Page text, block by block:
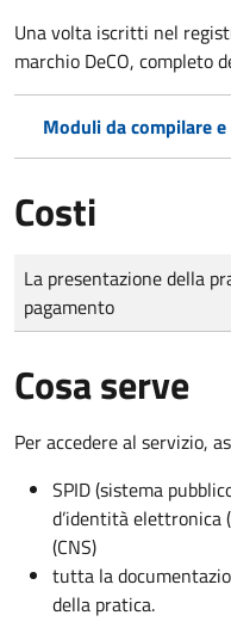
Una volta iscritti nel
marchio DeCO, completo
Moduli da compilare
Costi
Tipo di pagamento
Importo
La presentazione della
pagamento
Cosa serve
Per accedere al servizio,
SPID (sistema
d’identità elettronica
(CNS)
tutta la
della pratica.